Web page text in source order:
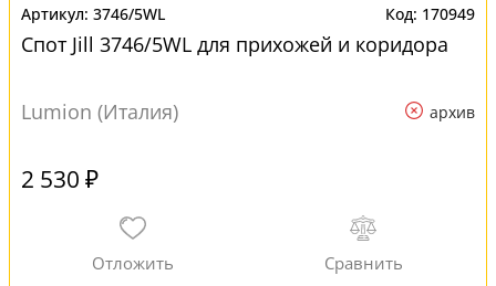
3746/5WL 170949
Спот Jill 3746/5WL для прихожей и коридора
Lumion (Италия) архив
2 530 ₽